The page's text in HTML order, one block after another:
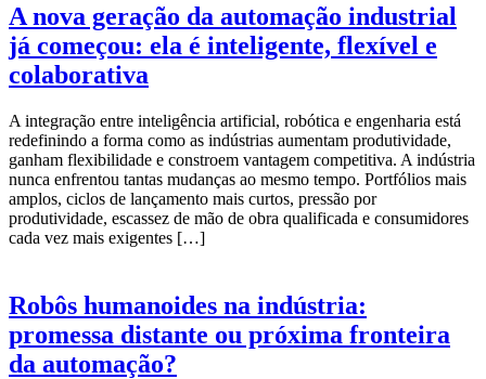
A nova geração da automação industrial
já começou: ela é inteligente, flexível e
colaborativa
A integração entre inteligência artificial, robótica e engenharia está
redefinindo a forma como as indústrias aumentam produtividade,
ganham flexibilidade e constroem vantagem competitiva. A indústria
nunca enfrentou tantas mudanças ao mesmo tempo. Portfólios mais
amplos, ciclos de lançamento mais curtos, pressão por
produtividade, escassez de mão de obra qualificada e consumidores
cada vez mais exigentes […]
Robôs humanoides na indústria:
promessa distante ou próxima fronteira
da automação?